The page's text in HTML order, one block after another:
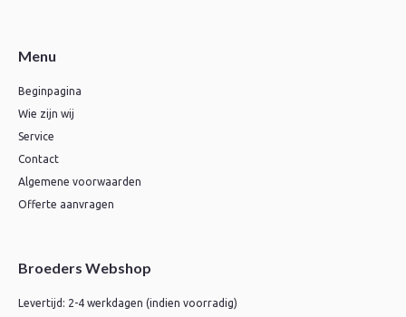
Menu
Beginpagina
Wie zijn wij
Service
Contact
Algemene voorwaarden
Offerte aanvragen
Broeders Webshop
Levertijd: 2-4 werkdagen (indien voorradig)